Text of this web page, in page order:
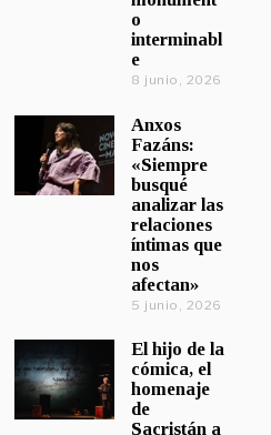
o
interminabl
e
8 junio, 2026
Anxos
Fazáns:
«Siempre
busqué
analizar las
relaciones
íntimas que
nos
afectan»
5 junio, 2026
El hijo de la
cómica, el
homenaje
de
Sacristán a